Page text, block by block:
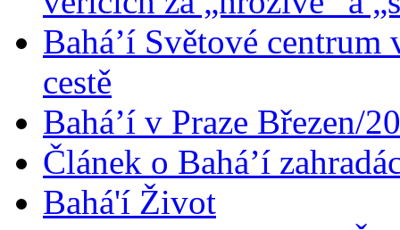
Bahá’í Světové
cestě
Bahá’í v Praze Březen/
Článek o Bahá’í
Bahá'í Život